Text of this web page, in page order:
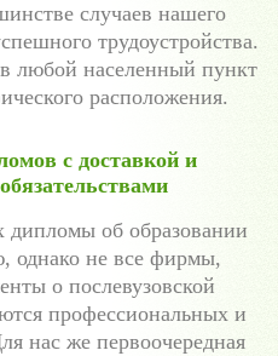
случаев нашего
трудоустройства.
любой населенный пункт
расположения.
с доставкой и
дипломы об образовании
однако не все фирмы,
о послевузовской
профессиональных и
нас же первоочередная